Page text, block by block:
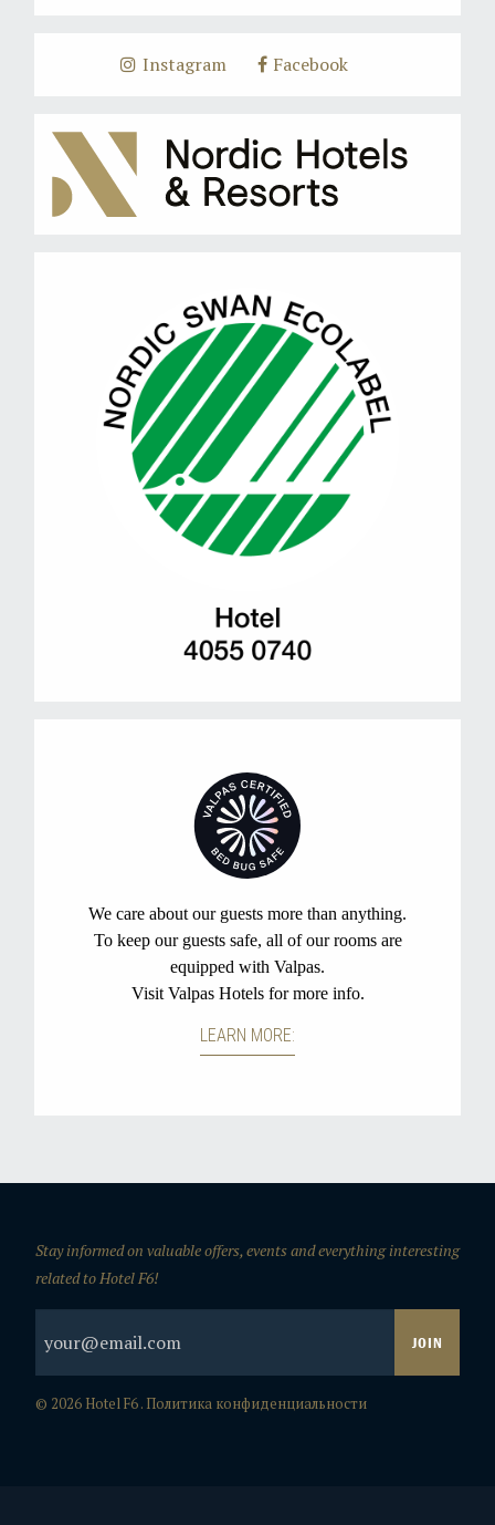
Instagram Facebook
Stay informed on valuable offers, events and everything interesting
related to Hotel F6!
© 2026 Hotel F6 . Политика конфиденциальности